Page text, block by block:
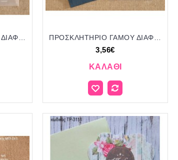
ΠΡΟΣΚΛΗΤΗΡΙΟ ΓΑΜΟΥ ΔΙΑΦΑΝΟ ΜΕ ΕΚΤΥΠΩΣΗ ΛΟΥΛΟΥΔΙΑ ΣΕ NUDE ΦΑΚΕΛΟ ΜΠΙ-2558 3.56€!!! ΠΡΟΣΚΛΗΤΗΡΙΟ ΓΑΜΟΥ ΔΙΑΦΑΝΟ ΜΕ ΕΚΤΥΠΩΣΗ ΛΟΥΛΟΥΔΙΑ ΣΕ ΜΠΛΕ ΦΑΚΕΛΟ ΜΠΙ-2558 3.56€!!!
3,56€
ΚΑΛΆΘΙ